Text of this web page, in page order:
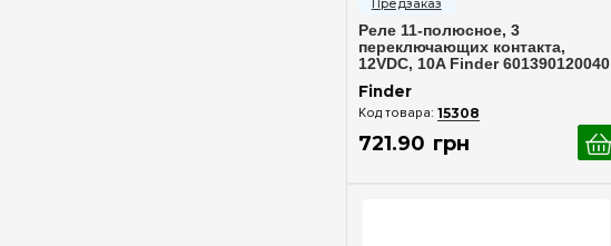
Реле 11-полюсное, 3
переключающих контакта,
12VDC, 10A Finder 601390120040
Finder
15308
721.90 грн